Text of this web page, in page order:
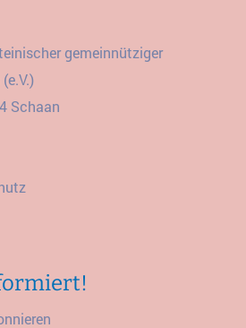
gemeinnütziger
Schaan